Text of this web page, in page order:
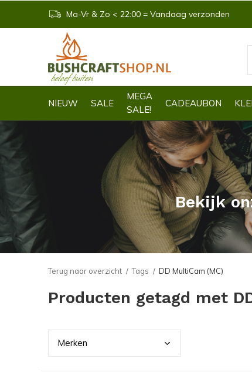
NIEUW SALE
MEGA
SALE!
CADEAUBON
Ma-Vr & Zo < 22:00 = Vandaag verzonden
Bekijk
Terug naar overzicht Tags DD MultiCam (MC)
Producten getagd met
Merken